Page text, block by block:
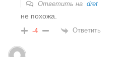
Ответить на dret
не похожа.
-4 Ответить